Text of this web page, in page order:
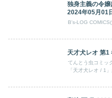
独身主義の令
2024年05月01
天才犬レオ 第1
てんとう虫コミッ
「天才犬レオ / 1